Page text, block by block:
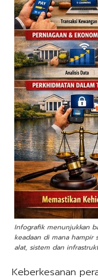
Infografik menunjukkan
keadaan di mana hampir
alat, sistem dan
Keberkesanan